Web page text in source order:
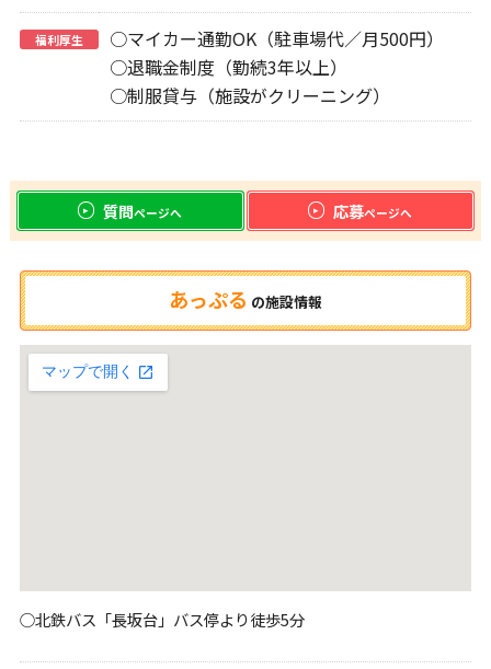
福利厚生
○マイカー通勤OK（駐車場代／月500円）
○退職金制度（勤続3年以上）
○制服貸与（施設がクリーニング）
質問ページへ 応募ページへ
あっぷる の施設情報
○北鉄バス「長坂台」バス停より徒歩5分